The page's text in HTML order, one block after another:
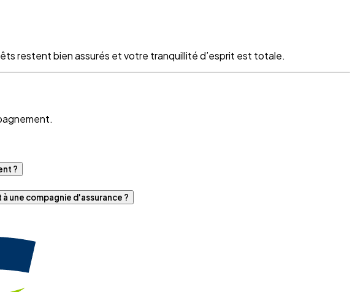
restent bien assurés et votre tranquillité d’esprit est totale.
?
une compagnie d'assurance ?